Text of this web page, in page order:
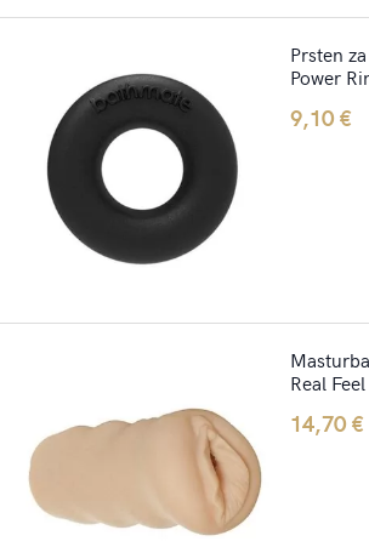
Prsten
Power
9,10€
Real
14,70€